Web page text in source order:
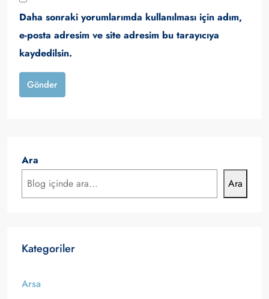
Daha sonraki yorumlarımda kullanılması için adım,
e-posta adresim ve site adresim bu tarayıcıya
kaydedilsin.
Gönder
Ara
Ara
Kategoriler
Arsa